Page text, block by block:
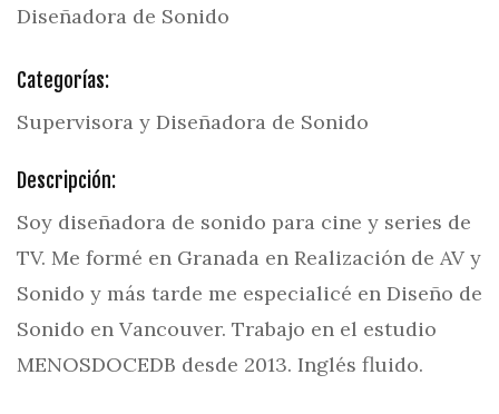
Diseñadora de Sonido
Categorías:
Supervisora y Diseñadora de Sonido
Descripción:
Soy diseñadora de sonido para cine y series de
TV. Me formé en Granada en Realización de AV y
Sonido y más tarde me especialicé en Diseño de
Sonido en Vancouver. Trabajo en el estudio
MENOSDOCEDB desde 2013. Inglés fluido.